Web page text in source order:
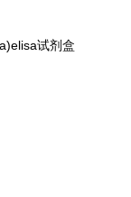
试剂盒